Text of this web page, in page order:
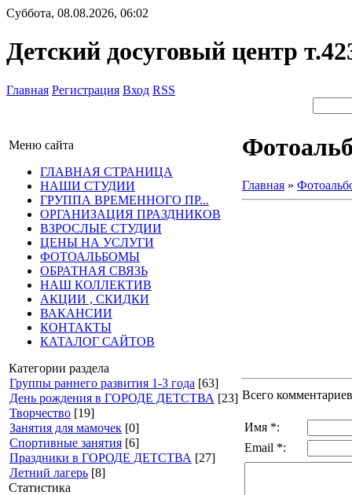
Суббота, 08.08.2026, 06:02
Детский досуговый центр
Главная Регистрация Вход RSS
Меню сайта
ГЛАВНАЯ СТРАНИЦА
НАШИ СТУДИИ
ГРУППА ВРЕМЕННОГО ПР...
ОРГАНИЗАЦИЯ ПРАЗДНИКОВ
ВЗРОСЛЫЕ СТУДИИ
ЦЕНЫ НА УСЛУГИ
ФОТОАЛЬБОМЫ
ОБРАТНАЯ СВЯЗЬ
НАШ КОЛЛЕКТИВ
АКЦИИ , СКИДКИ
ВАКАНСИИ
КОНТАКТЫ
КАТАЛОГ САЙТОВ
Категории раздела
Группы раннего развития 1-3 года [63]
День рождения в ГОРОДЕ ДЕТСТВА [23]
Творчество [19]
Занятия для мамочек [0]
Спортивные занятия [6]
Праздники в ГОРОДЕ ДЕТСТВА [27]
Летний лагерь [8]
Статистика
Главная »
Всего комментариев
Имя *:
Email *: